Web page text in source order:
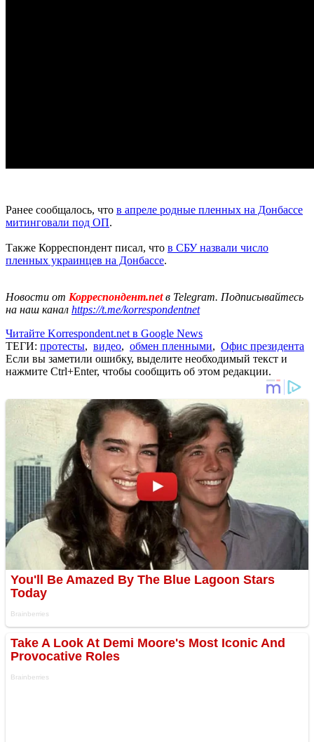
Ранее сообщалось, что в апреле родные пленных на Донбассе
митинговали под ОП.
Также Корреспондент писал, что в СБУ назвали число
пленных украинцев на Донбассе.
Новости от Корреспондент.netв Telegram. Подписывайтесь
на наш канал https://t.me/korrespondentnet
Читайте Korrespondent.net в Google News
ТЕГИ: протесты, видео, обмен пленными, Офис президента
Если вы заметили ошибку, выделите необходимый текст и
нажмите Ctrl+Enter, чтобы сообщить об этом редакции.